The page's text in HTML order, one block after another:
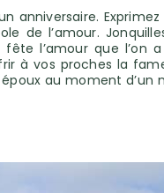
anniversaire.
de l’amour.
l’amour que l’on
à vos proches la
au moment